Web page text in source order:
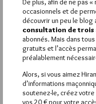
LANCELOT
3 JUIN 2014 À 19H07 / RÉPONDRE
Notre TVF Augusto
JP BOUYER
occasionnels et de
découvrir un peu le blog
consultation de
abonnés. Mais dans
gratuits et l’accès
préalablement
Alors, si vous aimez
d’informations
soutenez-le, créez
vos 20 € pour votre